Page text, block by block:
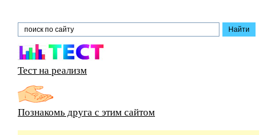
Тест на реализм
Познакомь друга с этим сайтом